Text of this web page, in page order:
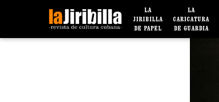
LA
JIRIBILLA
DE PAPEL
LA
CARICATURA
DE GUARDIA